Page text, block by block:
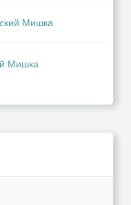
Мишка
Мишка